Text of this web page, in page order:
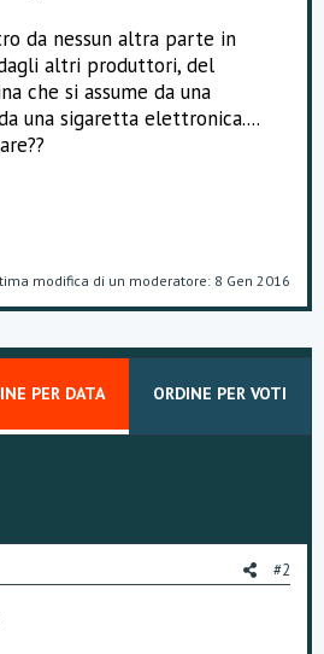
da nessun altra parte in
altri produttori, del
che si assume da una
una sigaretta elettronica....
modifica di un moderatore: 8 Gen 2016
PER DATA ORDINE PER VOTI
#2